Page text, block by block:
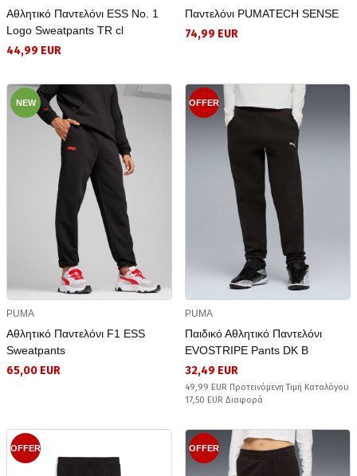
Αθλητικό Παντελόνι ESS No. 1
Logo Sweatpants TR cl
44,99 EUR
Παντελόνι PUMATECH SENSE
74,99 EUR
NEW
PUMA
Αθλητικό Παντελόνι F1 ESS
Sweatpants
65,00 EUR
OFFER
PUMA
Παιδικό Αθλητικό Παντελόνι
EVOSTRIPE Pants DK B
32,49 EUR
49,99 EUR Προτεινόμενη Τιμή Καταλόγου
17,50 EUR Διαφορά
OFFER OFFER